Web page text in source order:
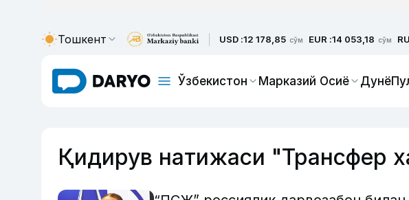
Тошкент USD :12 178,85 сўм EUR :14 053,18 сўм
Ўзбекистон Марказий Осиё Дунё
Қидирув натижаси "Трансфер